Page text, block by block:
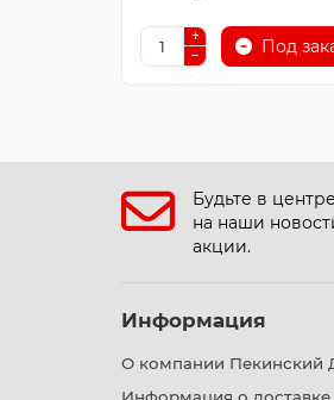
Под
Будьте в
на наши
акции.
Информация
О компании Пекинский